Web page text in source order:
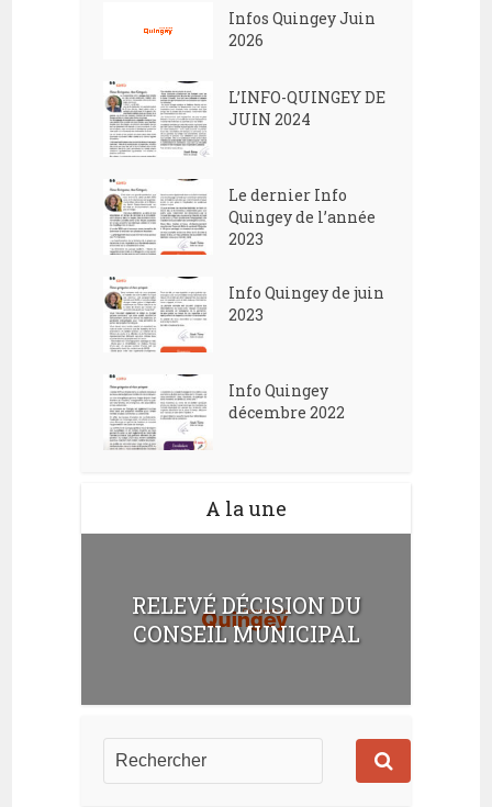
Infos Quingey Juin
2026
L’INFO-QUINGEY DE
JUIN 2024
Le dernier Info
Quingey de l’année
2023
Info Quingey de juin
2023
Info Quingey
décembre 2022
A la une
RELEVÉ DÉCISION DU
CONSEIL MUNICIPAL